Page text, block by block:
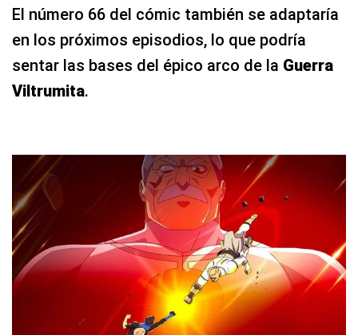
El número 66 del cómic también se adaptaría
en los próximos episodios, lo que podría
sentar las bases del épico arco de la Guerra
Viltrumita.